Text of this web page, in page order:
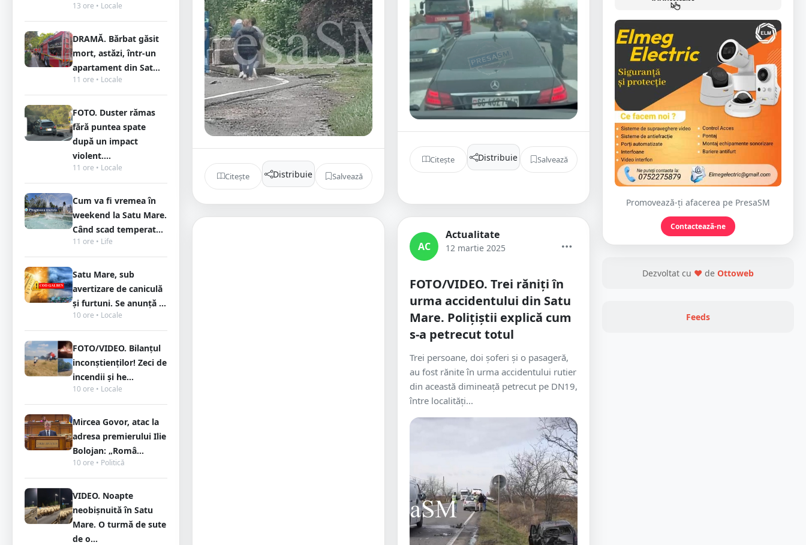
13 ore • Locale
DRAMĂ. Bărbat găsit
mort, astăzi, într-un
apartament din Sat...
11 ore • Locale
FOTO. Duster rămas
fără puntea spate
după un impact
violent....
11 ore • Locale
Cum va fi vremea în
weekend la Satu Mare.
Când scad temperat...
11 ore • Life
Satu Mare, sub
avertizare de caniculă
și furtuni. Se anunță ...
10 ore • Locale
FOTO/VIDEO. Bilanțul
inconștienților! Zeci de
incendii și he...
10 ore • Locale
Mircea Govor, atac la
adresa premierului Ilie
Bolojan: „Româ...
10 ore • Politică
VIDEO. Noapte
neobișnuită în Satu
Mare. O turmă de sute
de o...
Citește Distribuie Salvează
Citește Distribuie Salvează
AC
Actualitate
12 martie 2025
FOTO/VIDEO. Trei răniți în
urma accidentului din Satu
Mare. Polițiștii explică cum
s-a petrecut totul
Trei persoane, doi șoferi și o pasageră,
au fost rănite în urma accidentului rutier
din această dimineață petrecut pe DN19,
între localități...
Promovează-ți afacerea pe PresaSM
Contactează-ne
Dezvoltat cu ❤ de Ottoweb
Feeds